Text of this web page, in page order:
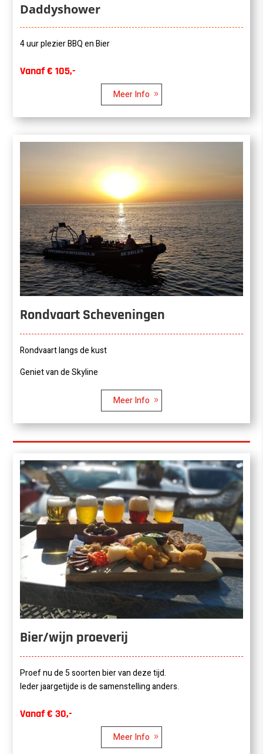
Daddyshower
4 uur plezier BBQ en Bier
Vanaf € 105,-
Meer Info
Rondvaart Scheveningen
Rondvaart langs de kust
Geniet van de Skyline
Meer Info
Bier/wijn proeverij
Proef nu de 5 soorten bier van deze tijd.
Ieder jaargetijde is de samenstelling anders.
Vanaf € 30,-
Meer Info